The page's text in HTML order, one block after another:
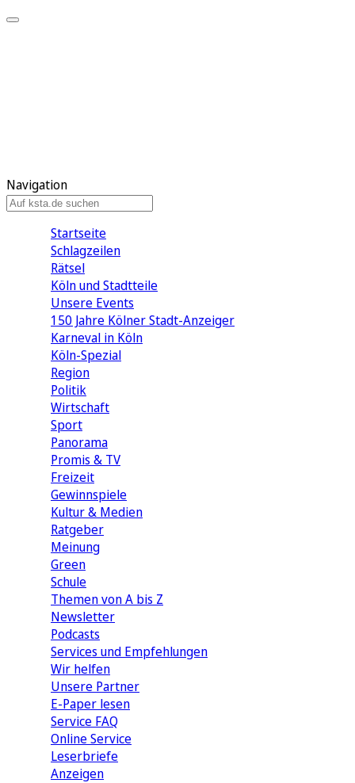
Navigation
Startseite
Schlagzeilen
Rätsel
Köln und Stadtteile
Unsere Events
150 Jahre Kölner Stadt-Anzeiger
Karneval in Köln
Köln-Spezial
Region
Politik
Wirtschaft
Sport
Panorama
Promis & TV
Freizeit
Gewinnspiele
Kultur & Medien
Ratgeber
Meinung
Green
Schule
Themen von A bis Z
Newsletter
Podcasts
Services und Empfehlungen
Wir helfen
Unsere Partner
E-Paper lesen
Service FAQ
Online Service
Leserbriefe
Anzeigen